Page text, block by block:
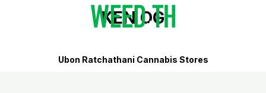
KEN OG
Ubon Ratchathani Cannabis Stores